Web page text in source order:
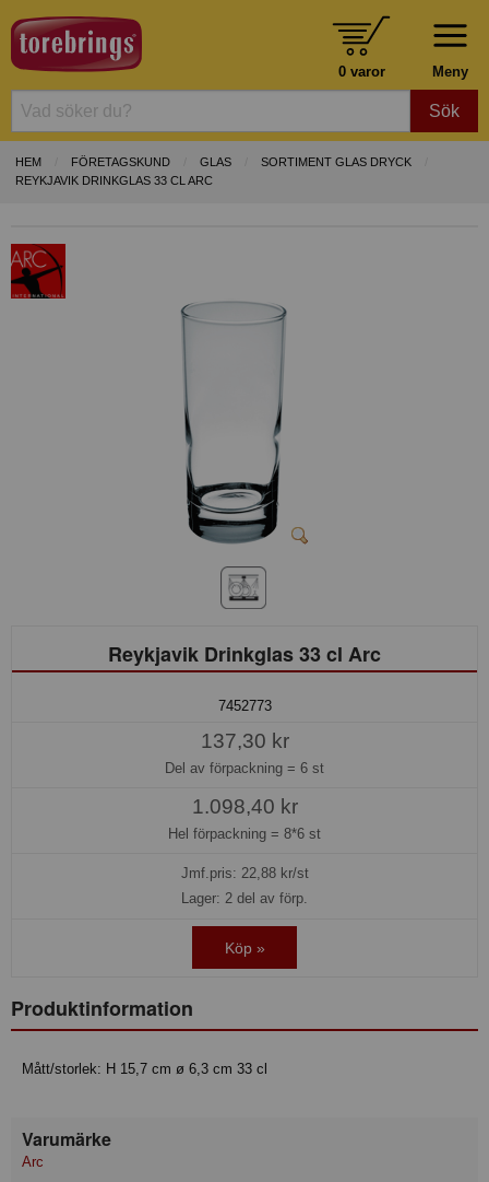
Meny
0 varor
Sök
HEM FÖRETAGSKUND GLAS
SORTIMENT GLAS DRYCK
REYKJAVIK DRINKGLAS 33 CL ARC
Reykjavik Drinkglas 33 cl Arc
7452773
137,30 kr
Del av förpackning = 6 st
1.098,40 kr
Hel förpackning = 8*6 st
Jmf.pris: 22,88kr/st
Lager: 2 del av förp.
Köp »
Produktinformation
Mått/storlek: H 15,7 cm ø 6,3 cm 33 cl
Varumärke
Arc